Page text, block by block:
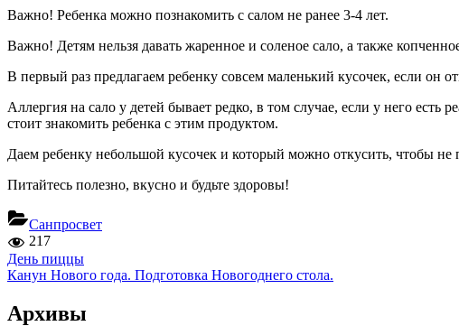
Важно! Ребенка можно познакомить с салом не ранее 3-4 лет.
Важно! Детям нельзя давать жаренное и соленое сало, а также
В первый раз предлагаем ребенку совсем маленький кусочек, если он
Аллергия на сало у детей бывает редко, в том случае, если у него
стоит знакомить ребенка с этим продуктом.
Даем ребенку небольшой кусочек и который можно откусить, чтобы не
Питайтесь полезно, вкусно и будьте здоровы!
Санпросвет
217
Навигация
по
записям
Previous
Post:
День пиццы
Next
Канун Нового года. Подготовка Новогоднего стола.
Архивы